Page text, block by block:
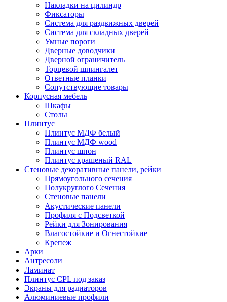
Накладки на цилиндр
Фиксаторы
Система для раздвижных дверей
Система для складных дверей
Умные пороги
Дверные доводчики
Дверной ограничитель
Торцевой шпингалет
Ответные планки
Сопутствующие товары
Корпусная мебель
Шкафы
Столы
Плинтус
Плинтус МДФ белый
Плинтус МДФ wood
Плинтус шпон
Плинтус крашеный RAL
Стеновые декоративные панели, рейки
Прямоугольного сечения
Полукруглого Сечения
Стеновые панели
Акустические панели
Профиля с Подсветкой
Рейки для Зонирования
Влагостойкие и Огнестойкие
Крепеж
Арки
Антресоли
Ламинат
Плинтус CPL под заказ
Экраны для радиаторов
Алюминиевые профили